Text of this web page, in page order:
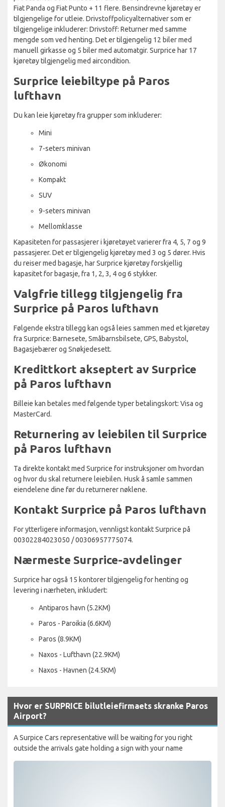
Fiat Panda og Fiat Punto + 11 flere. Bensindrevne kjøretøy er
tilgjengelige for utleie. Drivstoffpolicyalternativer som er
tilgjengelige inkluderer: Drivstoff: Returner med samme
mengde som ved henting. Det er tilgjengelig 12 biler med
manuell girkasse og 5 biler med automatgir. Surprice har 17
kjøretøy tilgjengelig med aircondition.
Surprice leiebiltype på Paros
lufthavn
Du kan leie kjøretøy fra grupper som inkluderer:
Mini
7-seters minivan
Økonomi
Kompakt
SUV
9-seters minivan
Mellomklasse
Kapasiteten for passasjerer i kjøretøyet varierer fra 4, 5, 7 og 9
passasjerer. Det er tilgjengelig kjøretøy med 3 og 5 dører. Hvis
du reiser med bagasje, har Surprice kjøretøy forskjellig
kapasitet for bagasje, fra 1, 2, 3, 4 og 6 stykker.
Valgfrie tillegg tilgjengelig fra
Surprice på Paros lufthavn
Følgende ekstra tillegg kan også leies sammen med et kjøretøy
fra Surprice: Barnesete, Småbarnsbilsete, GPS, Babystol,
Bagasjebærer og Snøkjedesett.
Kredittkort akseptert av Surprice
på Paros lufthavn
Billeie kan betales med følgende typer betalingskort: Visa og
MasterCard.
Returnering av leiebilen til Surprice
på Paros lufthavn
Ta direkte kontakt med Surprice for instruksjoner om hvordan
og hvor du skal returnere leiebilen. Husk å samle sammen
eiendelene dine før du returnerer nøklene.
Kontakt Surprice på Paros lufthavn
For ytterligere informasjon, vennligst kontakt Surprice på
00302284023050 / 00306957775074.
Nærmeste Surprice-avdelinger
Surprice har også 15 kontorer tilgjengelig for henting og
levering i nærheten, inkludert:
Antiparos havn (5.2KM)
Paros - Paroikia (6.6KM)
Paros (8.9KM)
Naxos - Lufthavn (22.9KM)
Naxos - Havnen (24.5KM)
Hvor er SURPRICE bilutleiefirmaets skranke Paros
Airport?
A Surpice Cars representative will be waiting for you right
outside the arrivals gate holding a sign with your name